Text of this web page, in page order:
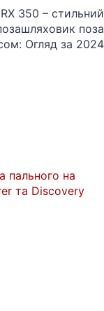
350 – стильний
поза
Огляд за 2024